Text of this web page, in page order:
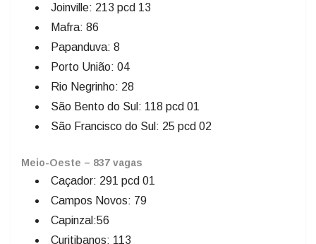
Joinville: 213 pcd 13
Mafra: 86
Papanduva: 8
Porto União: 04
Rio Negrinho: 28
São Bento do Sul: 118 pcd 01
São Francisco do Sul: 25 pcd 02
Meio-Oeste – 837 vagas
Caçador: 291 pcd 01
Campos Novos: 79
Capinzal:56
Curitibanos: 113